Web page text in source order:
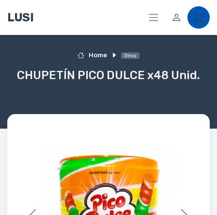
LUSI
Home Otros
CHUPETÍN PICO DULCE x48 Unid.